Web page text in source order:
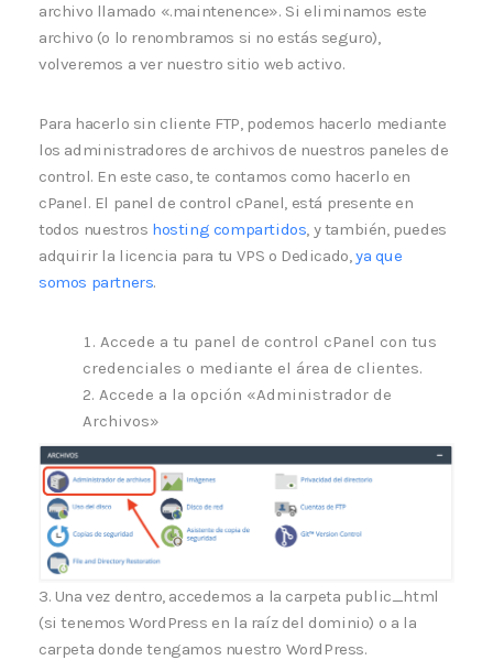
archivo llamado «.maintenence». Si eliminamos este
archivo (o lo renombramos si no estás seguro),
volveremos a ver nuestro sitio web activo.
Para hacerlo sin cliente FTP, podemos hacerlo mediante
los administradores de archivos de nuestros paneles de
control. En este caso, te contamos como hacerlo en
cPanel. El panel de control cPanel, está presente en
todos nuestros hosting compartidos, y también, puedes
adquirir la licencia para tu VPS o Dedicado,ya que
somos partners.
Accede a tu panel de control cPanel con tus
credenciales o mediante el área de clientes.
Accede a la opción «Administrador de
Archivos»
3. Una vez dentro, accedemos a la carpeta public_html
(si tenemos WordPress en la raíz del dominio) o a la
carpeta donde tengamos nuestro WordPress.